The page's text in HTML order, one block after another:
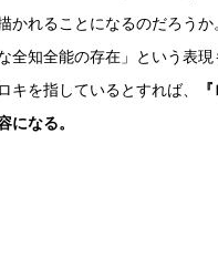
かれることになるのだろうか
全知全能の存在」という表
キを指しているとすれば、
になる。